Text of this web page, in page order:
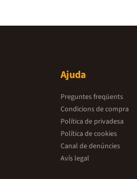
Ajuda
Preguntes freqüents
Condicions de compra
Política de privadesa
Política de cookies
Canal de denúncies
Avís legal